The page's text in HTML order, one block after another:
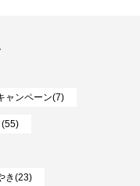
ャンペーン(7)
(55)
き(23)